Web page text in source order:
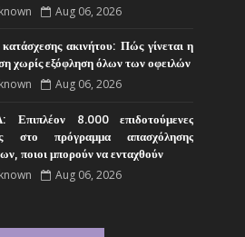
Aug 06, 2026
ακινήτου: Πώς γίνεται η
χωρίς εξόφληση όλων των οφειλών
Aug 06, 2026
Επιπλέον 8.000 επιδοτούμενες
στο πρόγραμμα απασχόλησης
ποιοι μπορούν να ενταχθούν
Aug 06, 2026